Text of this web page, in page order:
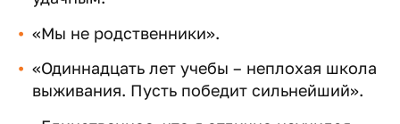
«Мы не родственники».
«Одиннадцать лет учебы – неплохая школа
выживания. Пусть победит сильнейший».